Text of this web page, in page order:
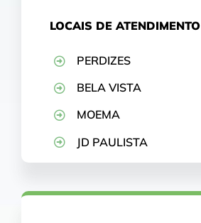
LOCAIS DE ATENDIMENTO
PERDIZES
BELA VISTA
MOEMA
JD PAULISTA